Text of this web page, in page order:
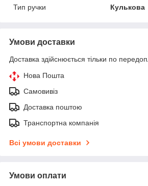
Тип ручки
Кулькова
Умови доставки
Доставка здійснюється тільки по
Нова Пошта
Самовивіз
Доставка поштою
Транспортна компанія
Всі умови доставки
Умови оплати